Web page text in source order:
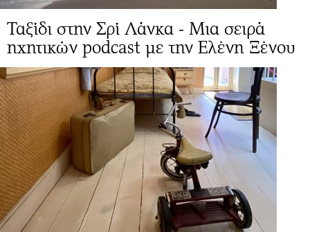
Ταξίδι στην Σρί Λάνκα - Μια σειρά
ηχητικών podcast με την Ελένη Ξένου